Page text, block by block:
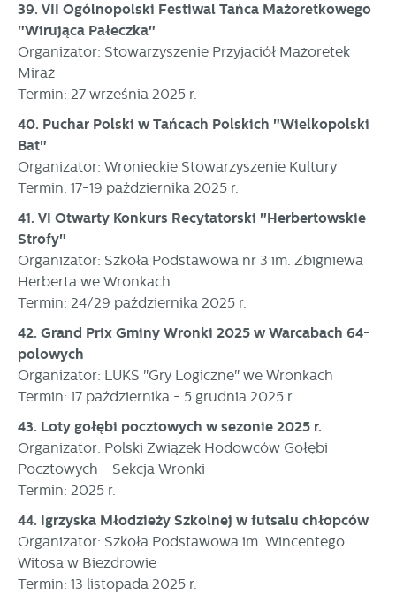
39. VII Ogólnopolski Festiwal Tańca Mażoretkowego
"Wirująca Pałeczka"
Organizator: Stowarzyszenie Przyjaciół Mażoretek
Miraż
Termin: 27 września 2025 r.
40. Puchar Polski w Tańcach Polskich "Wielkopolski
Bat"
Organizator: Wronieckie Stowarzyszenie Kultury
Termin: 17-19 października 2025 r.
41. VI Otwarty Konkurs Recytatorski "Herbertowskie
Strofy"
Organizator: Szkoła Podstawowa nr 3 im. Zbigniewa
Herberta we Wronkach
Termin: 24/29 października 2025 r.
42. Grand Prix Gminy Wronki 2025 w Warcabach 64-
polowych
Organizator: LUKS "Gry Logiczne" we Wronkach
Termin: 17 października - 5 grudnia 2025 r.
43. Loty gołębi pocztowych w sezonie 2025 r.
Organizator: Polski Związek Hodowców Gołębi
Pocztowych - Sekcja Wronki
Termin: 2025 r.
44. Igrzyska Młodzieży Szkolnej w futsalu chłopców
Organizator: Szkoła Podstawowa im. Wincentego
Witosa w Biezdrowie
Termin: 13 listopada 2025 r.